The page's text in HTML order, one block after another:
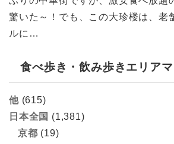
驚いた～！でも、この大珍楼は、老
ルに…
食べ歩き・飲み歩きエリア
他(615)
日本全国 (1,381)
京都 (19)